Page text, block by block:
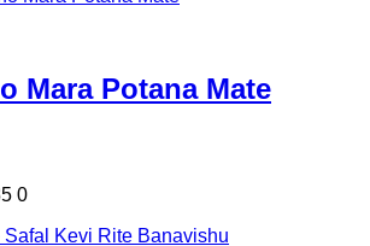
Mara Potana Mate
0